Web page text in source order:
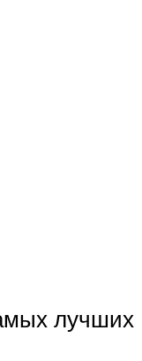
лучших